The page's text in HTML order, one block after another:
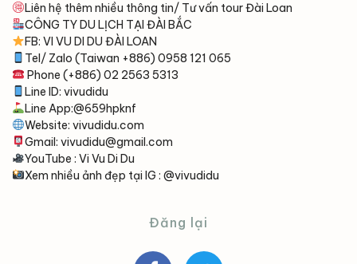
Liên hệ thêm nhiều thông tin/ Tư vấn tour Đài Loan
CÔNG TY DU LỊCH TẠI ĐÀI BẮC
FB: VI VU DI DU ĐÀI LOAN
Tel/ Zalo (Taiwan +886) 0958 121 065
Phone (+886) 02 2563 5313
Line ID: vivudidu
Line App:@659hpknf
Website: vivudidu.com
Gmail: vivudidu@gmail.com
YouTube : Vi Vu Di Du
Xem nhiều ảnh đẹp tại IG : @vivudidu
Đăng lại